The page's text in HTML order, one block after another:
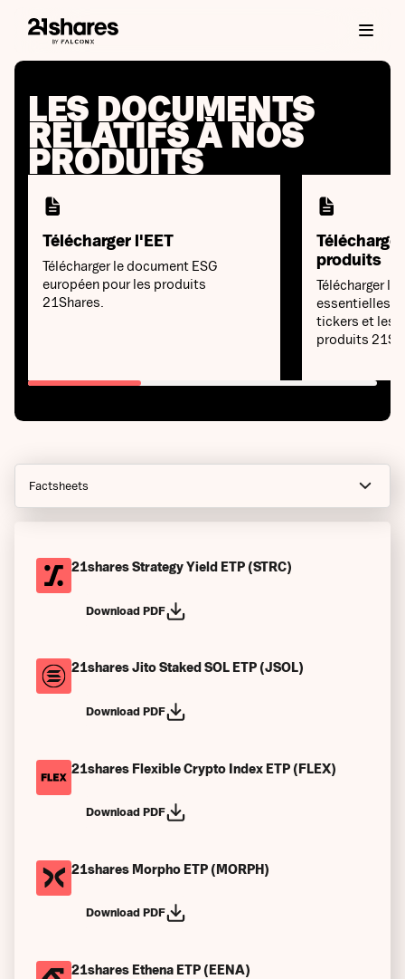
LES DOCUMENTS
RELATIFS À NOS
PRODUITS
Télécharger l'EET
Télécharger le document ESG
européen pour les produits
21Shares.
produits
Télécharger
essentielles,
tickers et les
produits
Factsheets
Avis officiels
Rapports financiers
Conditions générales
Conditions Générales (à la création)
Rapports spécifiques de l'émetteur
Participants Autorisés (AP)
Performances passées
Autres
21shares Strategy Yield ETP (STRC)
Download PDF
21shares Jito Staked SOL ETP (JSOL)
Download PDF
21shares Flexible Crypto Index ETP (FLEX)
Download PDF
21shares Morpho ETP (MORPH)
Download PDF
21shares Ethena ETP (EENA)